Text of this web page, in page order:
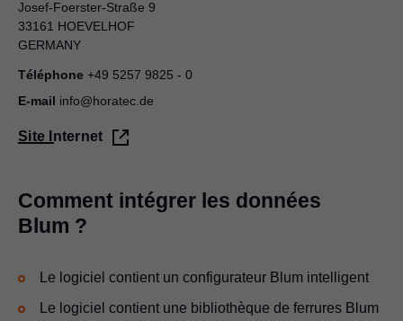
Josef-Foerster-Straße 9
33161 HOEVELHOF
GERMANY
Téléphone +49 5257 9825 - 0
E-mail info@horatec.de
Site Internet
Comment intégrer les données
Blum ?
Le logiciel contient un configurateur Blum intelligent
Le logiciel contient une bibliothèque de ferrures Blum